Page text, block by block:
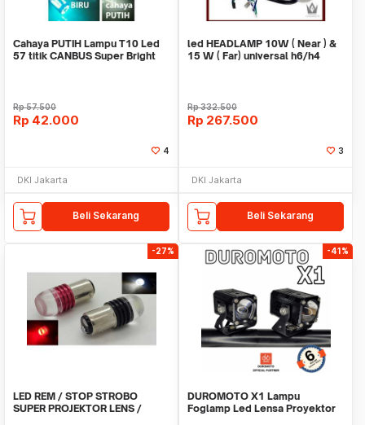
Cahaya PUTIH Lampu T10 Led
57 titik CANBUS Super Bright
Rp57.500
Rp 42.000
4
DKI Jakarta
Beli Sekarang
led HEADLAMP 10W ( Near ) &
15 W ( Far) universal h6/h4
Rp332.500
Rp 267.500
3
DKI Jakarta
Beli Sekarang
-27%
LED REM / STOP STROBO
SUPER PROJEKTOR LENS /
-41%
DUROMOTO X1 Lampu
Foglamp Led Lensa Proyektor